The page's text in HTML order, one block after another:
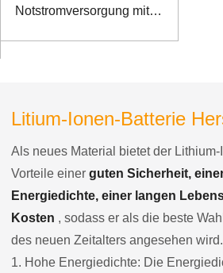
Notstromversorgung mit
Litium-Ionen-Batterie
Als neues Material bietet der
Vorteile einer guten Sicherheit,
Energiedichte, einer langen
Kosten , sodass er als die beste
des neuen Zeitalters angesehen wird.
1. Hohe Energiedichte: Die